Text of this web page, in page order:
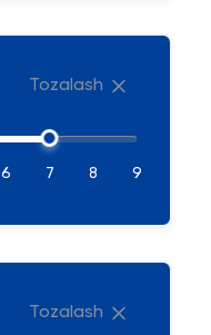
Tozalash
6 7 8 9
Tozalash